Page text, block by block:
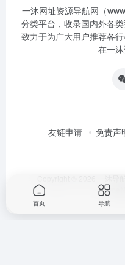
一沐网址资源导航网（
分类平台，收录国内外各
致力于为广大用户推荐各
在一沐
友链申请 免责声
首页 导航